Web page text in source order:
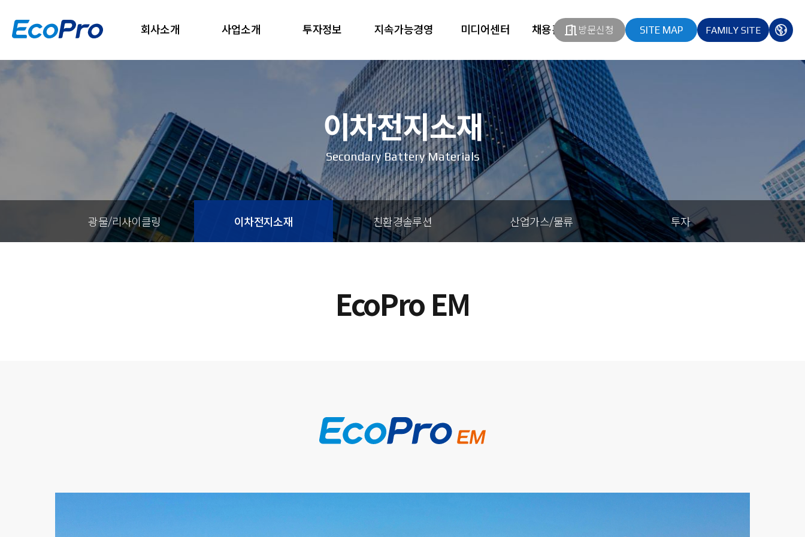
회사소개 사업소개 투자정보 지속가능경영 미디어센터 채용홈페이지방문신청 SITE MAP
열기 FAMILY SITE
열기
다국
이차전지소재
Secondary Battery Materials
광물/리사이클링 이차전지소재 친환경솔루션 산업가스/물류 투자
EcoPro EM